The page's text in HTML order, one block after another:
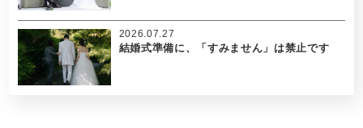
結婚式準備に、「すみません」は禁止です
2026.07.27